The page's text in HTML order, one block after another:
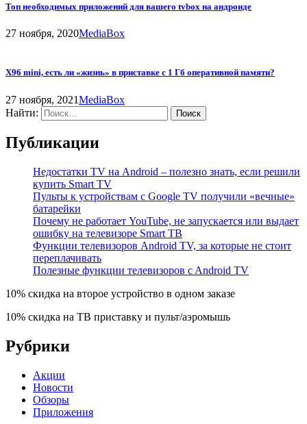
Топ необходимых приложений для вашего tvbox на андроиде
27 ноября, 2020MediaBox
X96 mini, есть ли «жизнь» в приставке с 1 Гб оперативной памяти?
27 ноября, 2021MediaBox
Найти:
Публикации
Недостатки TV на Android – полезно знать, если решили
купить Smart TV
Пульты к устройствам с Google TV получили «вечные»
батарейки
Почему не работает YouTube, не запускается или выдает
ошибку на телевизоре Smart TВ
Функции телевизоров Android TV, за которые не стоит
переплачивать
Полезные функции телевизоров c Android TV
10% скидка на второе устройство в одном заказе
10% скидка на ТВ приставку и пульт/аэромышь
Рубрики
Акции
Новости
Обзоры
Приложения